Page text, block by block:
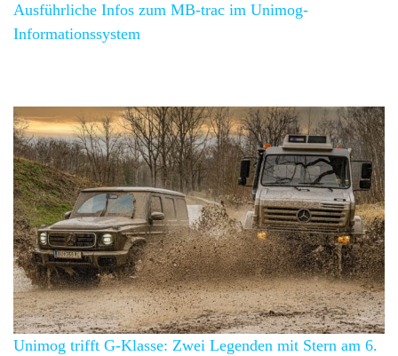
Ausführliche Infos zum MB-trac im Unimog-
Informationssystem
Unimog trifft G-Klasse: Zwei Legenden mit Stern am 6.